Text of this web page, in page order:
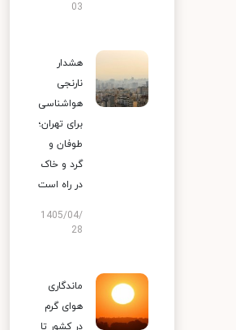
03
هشدار
نارنجی
هواشناسی
برای تهران؛
طوفان و
گرد و خاک
در راه است
1405/04/
28
ماندگاری
هوای گرم
در کشور تا